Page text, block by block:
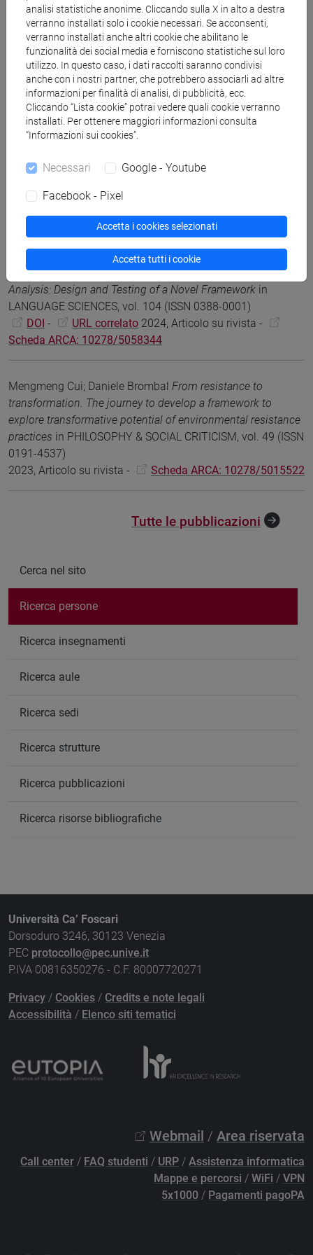
2025, Articolo su rivista -
Scheda ARCA: 10278/5100467
Brombal, Daniele; Foggin, Marc; Pearson, Kelli Rose; Del
Bene, Daniela; Cui, Mengmeng; Moriggi, Angela; Razmkhah,
Ali; Wainwright, Anna Lora; Peterson, Catrin; Kolipaka,
Shekhar; Tritto, Angela; Owiti, Julius; Okyere-Manu, Beatrice
Life beyond the checklist: Revitalizing the potential of
environmental impact assessments through co-creation
(ISSN 0195-9255)
DOI2025, Articolo su rivista -
Daniele Brombal, Sergio Conti, Pui Yiu Szeto
Indicators for Chinese Language Ecological Discourse
Analysis: Design and Testing of a Novel Framework in
LANGUAGE SCIENCES, vol. 104 (ISSN 0388-0001)
DOI - URL correlato 2024, Articolo su rivista -
Scheda ARCA: 10278/5058344
Mengmeng Cui; Daniele Brombal From resistance to
transformation. The journey to develop a framework to
explore transformative potential of environmental resistance
practices in PHILOSOPHY & SOCIAL CRITICISM, vol. 49 (ISSN
0191-4537)
2023, Articolo su rivista -
Scheda ARCA: 10278/5015522
Tutte le pubblicazioni
Cerca nel sito
Ricerca persone
Ricerca insegnamenti
Ricerca aule
Ricerca sedi
Ricerca strutture
Ricerca pubblicazioni
Ricerca risorse bibliografiche
Università Ca’ Foscari
Dorsoduro 3246, 30123 Venezia
PEC protocollo@pec.unive.it
P.IVA 00816350276 - C.F. 80007720271
Privacy / Cookies / Credits e note legali
Accessibilità / Elenco siti tematici
Webmail / Area riservata
Call center / FAQ studenti / URP / Assistenza informatica
Mappe e percorsi / WiFi / VPN
5x1000 / Pagamenti pagoPA
analisi statistiche anonime. Cliccando sulla X in alto a destra
verranno installati solo i cookie necessari. Se acconsenti,
verranno installati anche altri cookie che abilitano le
funzionalità dei social media e forniscono statistiche sul loro
utilizzo. In questo caso, i dati raccolti saranno condivisi
anche con i nostri partner, che potrebbero associarli ad altre
informazioni per finalità di analisi, di pubblicità, ecc.
Cliccando “Lista cookie” potrai vedere quali cookie verranno
installati. Per ottenere maggiori informazioni consulta
“Informazioni sui cookies”.
Necessari Google - Youtube
Facebook - Pixel
Accetta i cookies selezionati
Accetta tutti i cookie